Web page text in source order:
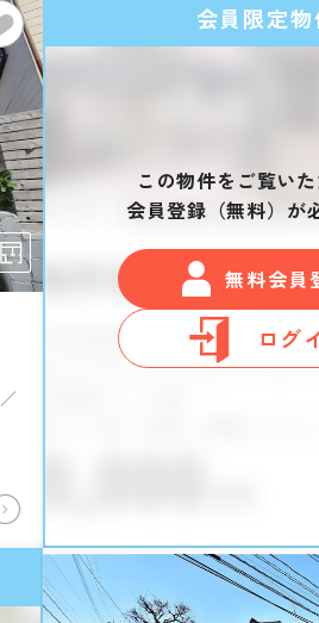
会員限定物
この物件をご覧い
会員登録（無料）が
無料会員
ログ